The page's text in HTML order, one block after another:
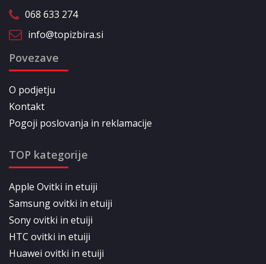
068 633 274
info@topizbira.si
Povezave
O podjetju
Kontakt
Pogoji poslovanja in reklamacije
TOP kategorije
Apple Ovitki in etuiji
Samsung ovitki in etuiji
Sony ovitki in etuiji
HTC ovitki in etuiji
Huawei ovitki in etuiji